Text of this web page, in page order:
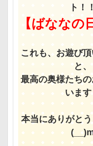
ト！！
【ばななの
これも、お遊び
と、
最高の奥様たち
います
本当にありがと